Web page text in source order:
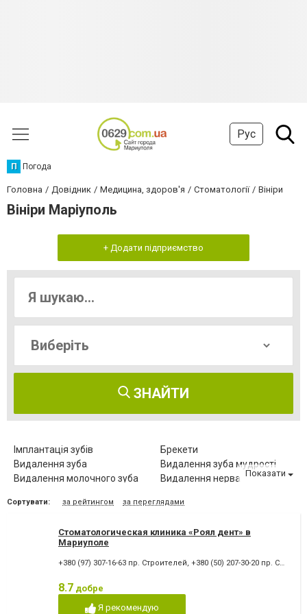
Рус
П Погода
Головна Довідник Медицина, здоров'я Стоматології Вініри
Вініри Маріуполь
+ Додати підприємство
ЗНАЙТИ
Імплантація зубів
Брекети
Видалення зуба
Видалення зуба мудрості
Видалення молочного зуба
Видалення нерва
Відбілювання зубів
Вініри
Діагностика зубів
Елайнери
Естетична реставрація
Зубні протези
Клиновидний дефект зубів
Коронка металокерамічна
Показати
Сортувати: за рейтингом за переглядами
Стоматологическая клиника «Роял дент» в
Мариуполе
+380 (97) 307-16-63 пр. Строителей, +380 (50) 207-30-20 пр. Строителей
8.7 добре
Я рекомендую